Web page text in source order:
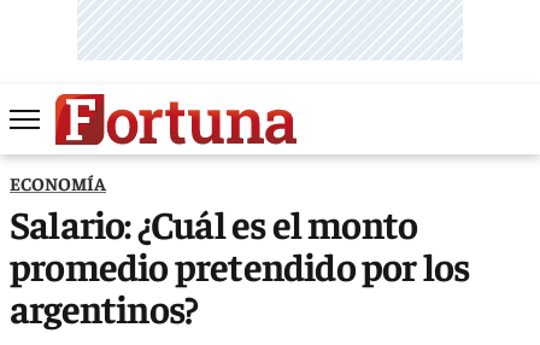
ECONOMÍA
Salario: ¿Cuál es el monto
promedio pretendido por los
argentinos?